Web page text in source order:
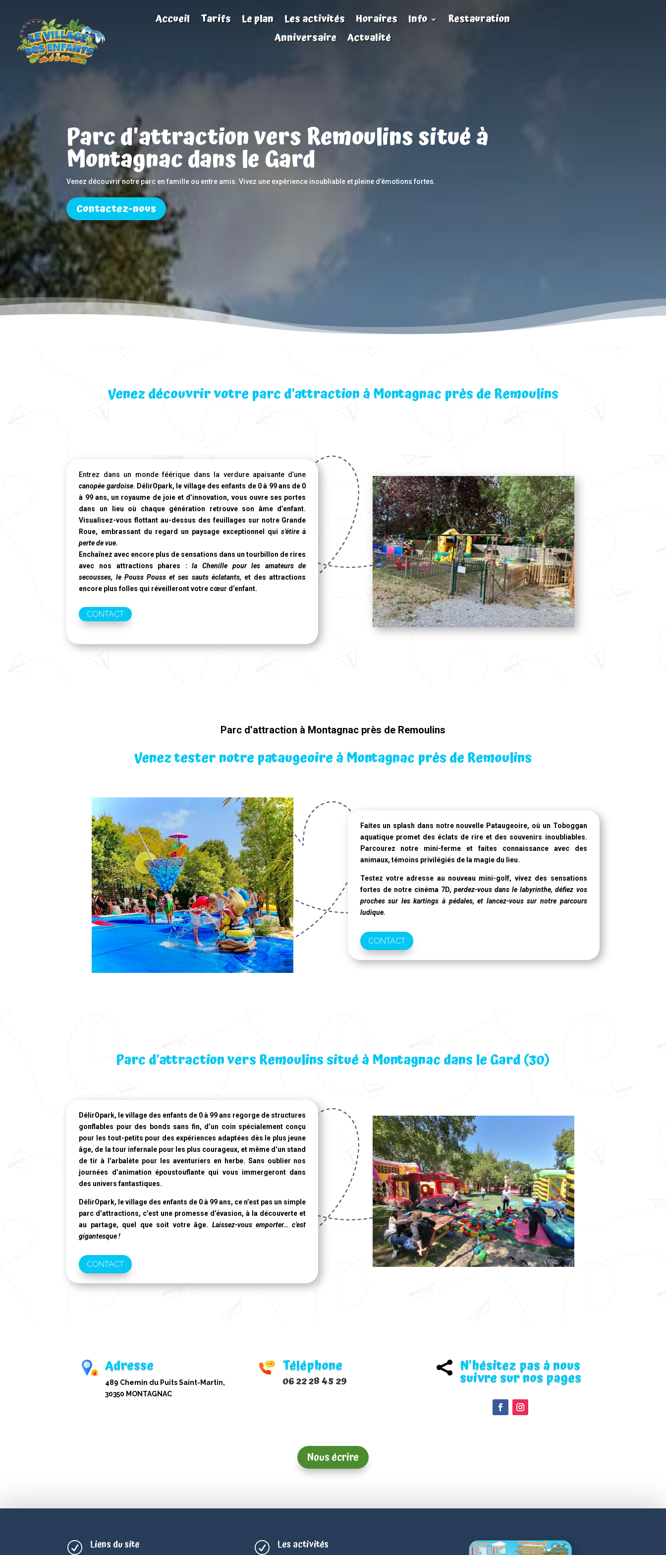
Accueil Tarifs Le plan Les activités Horaires Info
Restauration
Anniversaire
Actualité
Parc d'attraction vers Remoulins situé à
Montagnac dans le Gard
Venez découvrir notre parc en famille ou entre amis. Vivez une expérience inoubliable et pleine d’émotions fortes.
Contactez-nous
Venez découvrir votre parc d’attraction à Montagnac près de Remoulins
Entrez dans un monde féérique dans la verdure apaisante d’une
canopée gardoise. DélirOpark, le village des enfants de 0 à 99 ans de 0
à 99 ans, un royaume de joie et d’innovation, vous ouvre ses portes
dans un lieu où chaque génération retrouve son âme d’enfant.
Visualisez-vous flottant au-dessus des feuillages sur notre Grande
Roue, embrassant du regard un paysage exceptionnel quis’étire à
perte de vue.
Enchaînez avec encore plus de sensations dans un tourbillon de rires
avec nos attractions phares :la Chenille pour les amateurs de
secousses, le Pouss Pouss et ses sauts éclatants, et des attractions
encore plus folles qui réveilleront votre cœur d’enfant.
CONTACT
Parc d’attraction à Montagnac près de Remoulins
Venez tester notre pataugeoire à Montagnac près de Remoulins
Faites un splash dans notre nouvelle Pataugeoire, où un Toboggan
aquatiquepromet des éclats de rire et des souvenirs inoubliables.
Parcourez notre mini-ferme et faites connaissance avec des
animaux, témoins privilégiés de la magie du lieu.
Testez votre adresse au nouveau mini-golf, vivez des sensations
fortes de notre cinéma 7D,perdez-vous dans le labyrinthe, défiez vos
proches sur les kartings à pédales, et lancez-vous sur notre parcours
ludique.
CONTACT
Parc d’attraction vers Remoulins situé à Montagnac dans le Gard (30)
DélirOpark, le village des enfants de 0 à 99 ans regorge de structures
gonflables pour des bonds sans fin, d’un coin spécialement conçu
pour les tout-petits pour des expériences adaptées dès le plus jeune
âge, de la tour infernale pour les plus courageux, et même d’un stand
de tir à l’arbalète pour les aventuriers en herbe. Sans oublier nos
journées d’animation époustouflante qui vous immergeront dans
des univers fantastiques.
DélirOpark, le village des enfants de 0 à 99 ans, ce n’est pas un simple
parc d’attractions, c’est une promesse d’évasion, à la découverte et
au partage, quel que soit votre âge. Laissez-vous emporter… c’est
gigantesque !
CONTACT
Adresse
489 Chemin du Puits Saint-Martin,
30350 MONTAGNAC
Téléphone
06 22 28 45 29
 N'hésitez pas à nous
suivre sur nos pages
Nous écrire
R Liens du site R Les activités